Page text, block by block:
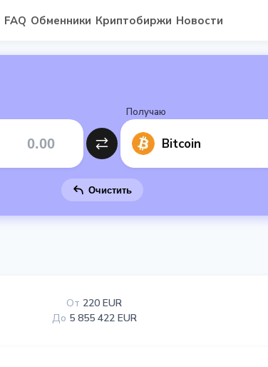
FAQ Обменники Криптобиржи Новости
Получаю
Bitcoin
Очистить
От 220 EUR
До 5 855 422 EUR